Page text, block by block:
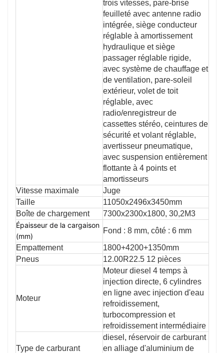
trois vitesses, pare-brise
feuilleté avec antenne radio
intégrée, siège conducteur
réglable à amortissement
hydraulique et siège
passager réglable rigide,
avec système de chauffage et
de ventilation, pare-soleil
extérieur, volet de toit
réglable, avec
radio/enregistreur de
cassettes stéréo, ceintures de
sécurité et volant réglable,
avertisseur pneumatique,
avec suspension entièrement
flottante à 4 points et
amortisseurs
Vitesse maximale
Juge
Taille
11050x2496x3450mm
Boîte de chargement
7300x2300x1800, 30,2M3
Épaisseur de la cargaison
(mm)
Fond : 8 mm, côté : 6 mm
Empattement
1800+4200+1350mm
Pneus
12.00R22.5 12 pièces
Moteur
Moteur diesel 4 temps à
injection directe, 6 cylindres
en ligne avec injection d'eau
refroidissement,
turbocompression et
refroidissement intermédiaire
Type de carburant
diesel, réservoir de carburant
en alliage d'aluminium de